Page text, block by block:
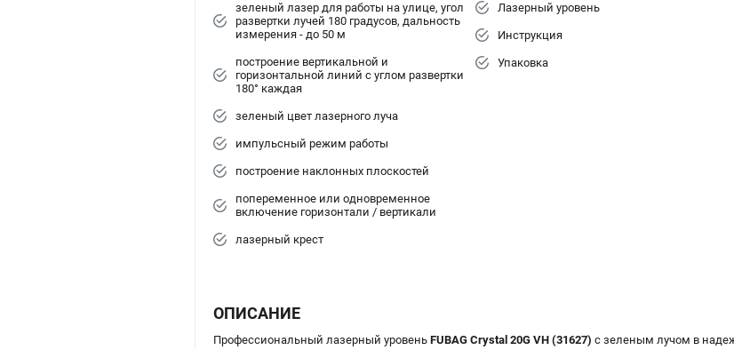
зеленый лазер для работы на улице, угол
развертки лучей 180 градусов, дальность
измерения - до 50 м
построение вертикальной и
горизонтальной линий с углом развертки
180° каждая
зеленый цвет лазерного луча
импульсный режим работы
построение наклонных плоскостей
попеременное или одновременное
включение горизонтали / вертикали
лазерный крест
Лазерный уровень
Инструкция
Упаковка
ОПИСАНИЕ
Профессиональный лазерный уровень FUBAG Crystal 20G VH (31627) c зеленым лучом в